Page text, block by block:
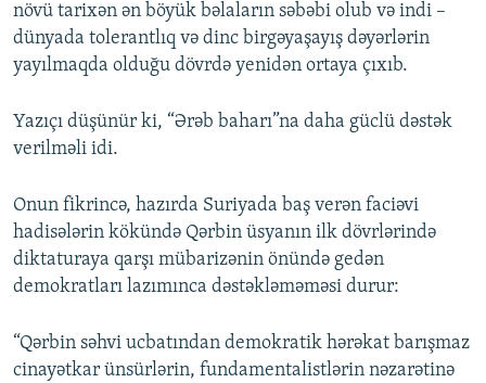
növü tarixən ən böyük bəlaların səbəbi olub və indi –
dünyada tolerantlıq və dinc birgəyaşayış dəyərlərin
yayılmaqda olduğu dövrdə yenidən ortaya çıxıb.
Yazıçı düşünür ki, “Ərəb baharı”na daha güclü dəstək
verilməli idi.
Onun fikrincə, hazırda Suriyada baş verən faciəvi
hadisələrin kökündə Qərbin üsyanın ilk dövrlərində
diktaturaya qarşı mübarizənin önündə gedən
demokratları lazımınca dəstəkləməməsi durur:
“Qərbin səhvi ucbatından demokratik hərəkat barışmaz
cinayətkar ünsürlərin, fundamentalistlərin nəzarətinə